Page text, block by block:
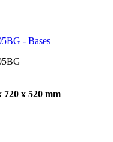
- Bases
720 x 520 mm